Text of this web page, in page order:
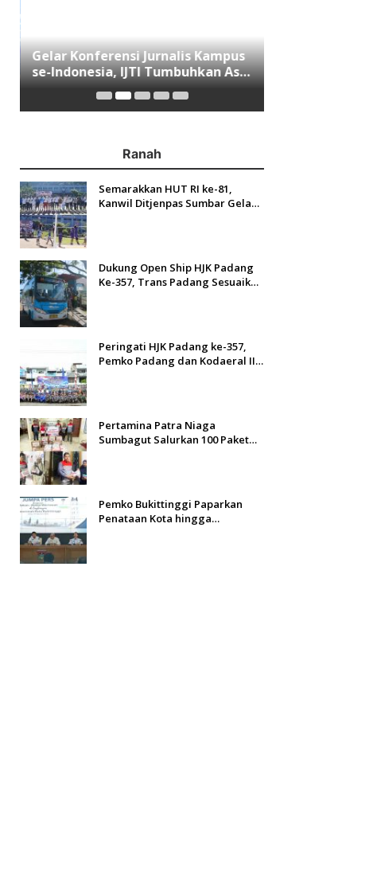
Gelar Konferensi Jurnalis Kampus
se-Indonesia, IJTI Tumbuhkan Asa
di Kalangan Jurnalis Muda di Era
Disruspi Digital
Ranah
Semarakkan HUT RI ke-81,
Kanwil Ditjenpas Sumbar Gelar
Dukung Open Ship HJK Padang
Ke-357, Trans Padang Sesuaikan
Peringati HJK Padang ke-357,
Pemko Padang dan Kodaeral II
Pertamina Patra Niaga
Sumbagut Salurkan 100 Paket
Pemko Bukittinggi Paparkan
Penataan Kota hingga